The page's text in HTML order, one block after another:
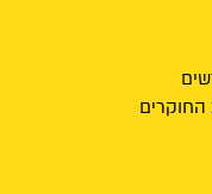
החוקרים